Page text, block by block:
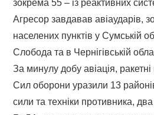
зокрема 55 – із реактивних
Агресор завдавав авіаударів,
населених пунктів у Сумській
Слобода та в Чернігівській
За минулу добу авіація, ракетні
Сил оборони уразили 13
сили та техніки противника,